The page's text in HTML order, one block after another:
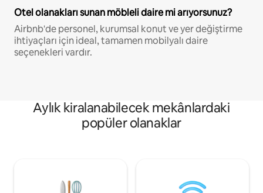
Otel olanakları sunan möbleli daire mi arıyorsunuz?
Airbnb'de personel, kurumsal konut ve yer değiştirme
ihtiyaçları için ideal, tamamen mobilyalı daire
seçenekleri vardır.
Aylık kiralanabilecek mekânlardaki
popüler olanaklar